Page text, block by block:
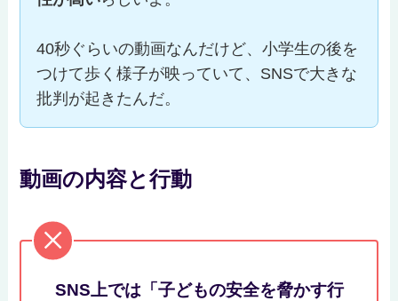
40秒ぐらいの動画なんだけど、小学生の後を
つけて歩く様子が映っていて、SNSで大きな
批判が起きたんだ。
動画の内容と行動
SNS上では「子どもの安全を脅かす行